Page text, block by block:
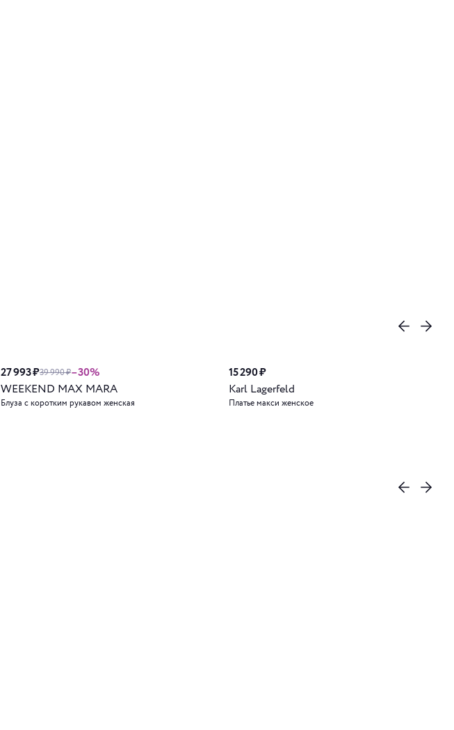
27 993 ₽39 990 ₽–30%
WEEKEND MAX MARA
Блуза с коротким рукавом женская
15 290 ₽
Karl Lagerfeld
Платье макси женское